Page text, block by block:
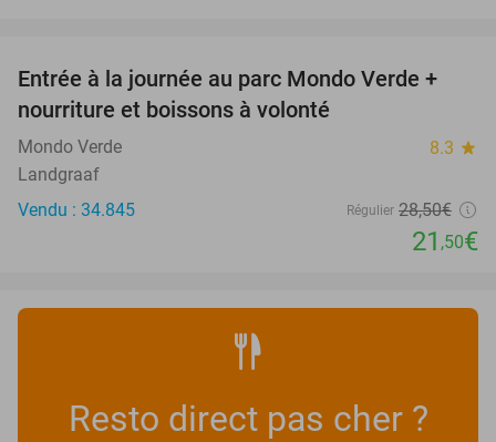
25%
Entrée à la journée au parc Mondo Verde +
nourriture et boissons à volonté
Mondo Verde 8.3 star
Landgraaf
Vendu : 34.845
Régulier 28,50€
21 ,50€
Resto direct pas cher ?